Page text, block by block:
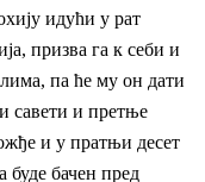
идући у рат
призва га к себи и
па ће му он дати
савети и претње
и у пратњи десет
буде бачен пред